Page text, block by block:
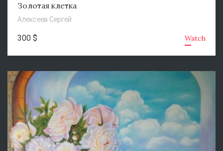
Золотая клетка
Алексеев Сергей
300 $ Watch